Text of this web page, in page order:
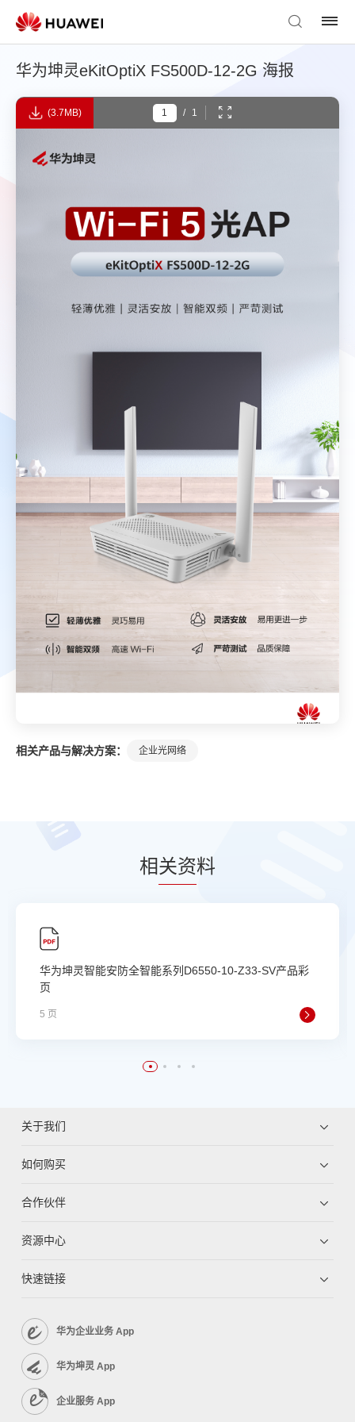
华为坤灵eKitOptiX FS500D-12-2G 海报
相关产品与解决方案： 企业光网络
(3.7MB) / 1
相关资料
华为坤灵智能安防全智能系列D6550-10-Z33-SV产品彩
页
5 页
关于我们
如何购买
合作伙伴
资源中心
快速链接
华为企业业务 App
华为坤灵 App
企业服务 App